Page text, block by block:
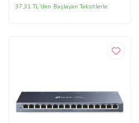
37,31 TL'den Başlayan Taksitlerle